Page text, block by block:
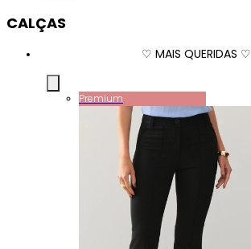
CALÇAS
♡ MAIS QUERIDAS ♡